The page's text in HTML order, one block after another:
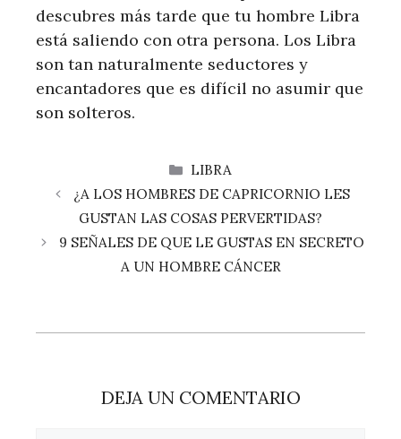
descubres más tarde que tu hombre Libra
está saliendo con otra persona. Los Libra
son tan naturalmente seductores y
encantadores que es difícil no asumir que
son solteros.
CATEGORÍAS
LIBRA
¿A LOS HOMBRES DE CAPRICORNIO LES
GUSTAN LAS COSAS PERVERTIDAS?
9 SEÑALES DE QUE LE GUSTAS EN SECRETO
A UN HOMBRE CÁNCER
DEJA UN COMENTARIO